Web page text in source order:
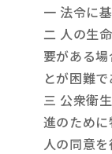
一 法令に
二 人の生
要がある
とが困難で
三 公衆衛
進のため
人の同意を